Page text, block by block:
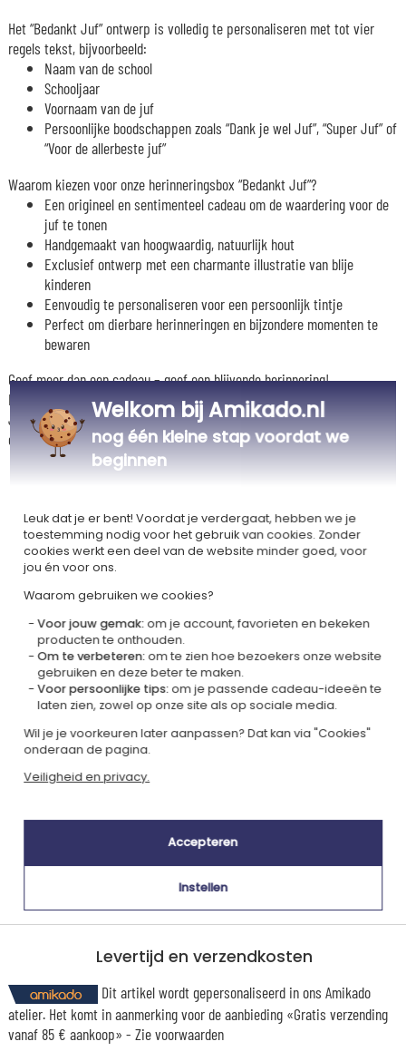
Ons bedrijf Kadocom is
Gecertificeerd
Ecovadis Silver
Lid van
Global Compact
Onze MVO-aanpak Labels
Gepersonaliseerd
Het “Bedankt Juf” ontwerp is volledig te personaliseren met tot vier
regels tekst, bijvoorbeeld:
Naam van de school
Schooljaar
Voornaam van de juf
Persoonlijke boodschappen zoals “Dank je wel Juf”, “Super Juf” of
“Voor de allerbeste juf”
Waarom kiezen voor onze herinneringsbox “Bedankt Juf”?
Een origineel en sentimenteel cadeau om de waardering voor de
juf te tonen
Handgemaakt van hoogwaardig, natuurlijk hout
Exclusief ontwerp met een charmante illustratie van blije
kinderen
Eenvoudig te personaliseren voor een persoonlijk tintje
Perfect om dierbare herinneringen en bijzondere momenten te
bewaren
Geef meer dan een cadeau – geef een blijvende herinnering!
Personaliseer vandaag nog jouw houten herinneringsbox “Dank je wel
Juf” en laat de juf stralen die het hele schooljaar haar liefde en zorg aan
de kinderen gaf.
Levertijd en verzendkosten
Dit artikel wordt gepersonaliseerd in ons Amikado
atelier. Het komt in aanmerking voor de aanbieding «Gratis verzending
vanaf 85 € aankoop» - Zie voorwaarden
Welkom bij Amikado.nl
nog één kleine stap voordat we
beginnen
Leuk dat je er bent! Voordat je verdergaat, hebben we je
toestemming nodig voor het gebruik van cookies. Zonder
cookies werkt een deel van de website minder goed, voor
jou én voor ons.
Waarom gebruiken we cookies?
Voor jouw gemak:om je account, favorieten en bekeken
producten te onthouden.
Om te verbeteren:om te zien hoe bezoekers onze website
gebruiken en deze beter te maken.
Voor persoonlijke tips:om je passende cadeau-ideeën te
laten zien, zowel op onze site als op sociale media.
Wil je je voorkeuren later aanpassen? Dat kan via "Cookies"
onderaan de pagina.
Veiligheid en privacy.
Accepteren
Instellen